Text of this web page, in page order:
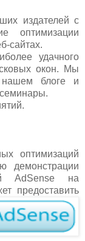
издателей с
оптимизации
сайтах.
удачного
окон. Мы
блоге и
оптимизаций
демонстрации
AdSense на
предоставить